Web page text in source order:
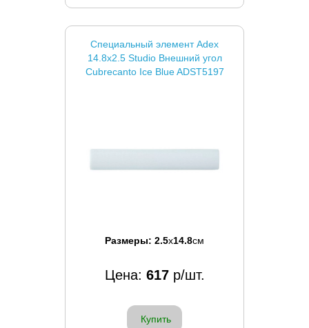
Специальный элемент Adex
14.8x2.5 Studio Внешний угол
Cubrecanto Ice Blue ADST5197
Размеры: 2.5x14.8см
Цена: 617р/шт.
Купить